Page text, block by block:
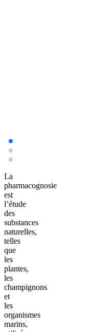
La
pharmacognosie
est
l’étude
des
substances
naturelles,
telles
que
les
plantes,
les
champignons
et
les
organismes
marins,